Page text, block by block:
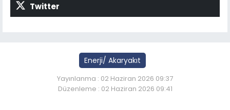
Twitter
Enerji/ Akaryakıt
Yayınlanma : 02 Haziran 2026 09:37
Düzenleme : 02 Haziran 2026 09:41